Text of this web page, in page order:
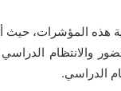
هذه المؤشرات،
والانتظام الدراسي
الدراسي.